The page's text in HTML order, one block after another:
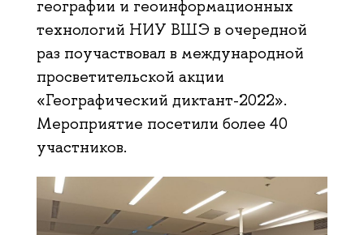
географии и геоинформационных
технологий НИУ ВШЭ в очередной
раз поучаствовал в международной
просветительской акции
«Географический диктант-2022».
Мероприятие посетили более 40
участников.